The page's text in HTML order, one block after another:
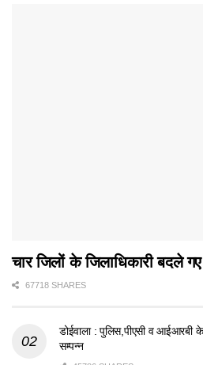
चार जिलों के जिलाधिकारी बदले गए
67718 SHARES
डोईवाला : पुलिस,पीएसी व आईआरबी
सम्पन्न